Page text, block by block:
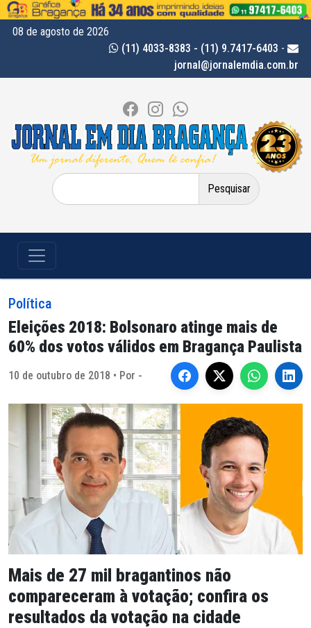
08 de agosto de 2026
(11) 4033-8383 - (11) 9.7417-6403 -
jornal@jornalemdia.com.br
Pesquisar
por:
Política
Eleições 2018: Bolsonaro atinge mais de
60% dos votos válidos em Bragança Paulista
10 de outubro de 2018 • Por -
Mais de 27 mil bragantinos não
compareceram à votação; confira os
resultados da votação na cidade